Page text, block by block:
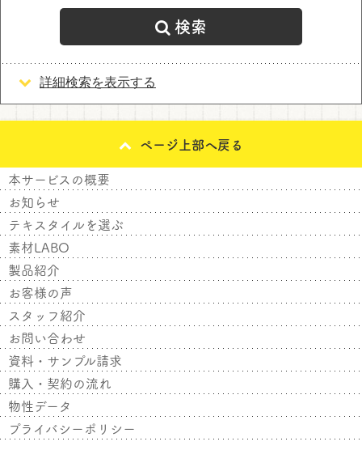
検索
詳細検索を表示する
ページ上部へ戻る
本サービスの概要
お知らせ
テキスタイルを選ぶ
素材LABO
製品紹介
お客様の声
スタッフ紹介
お問い合わせ
資料・サンプル請求
購入・契約の流れ
物性データ
プライバシーポリシー